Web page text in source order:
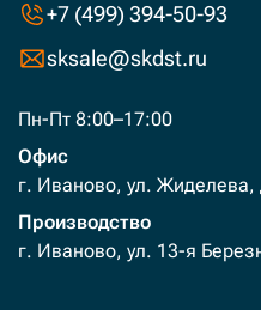
+7 (499) 394-50-93
sksale@skdst.ru
Пн-Пт 8:00–17:00
Офис
г. Иваново, ул. Жиделева,
Производство
г. Иваново, ул. 13-я